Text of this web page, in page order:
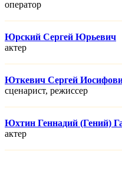
оператор
Юрский Сергей Юрьевич
актер
Юткевич Сергей
сценарист, режисcер
Юхтин Геннадий (Гений)
актер